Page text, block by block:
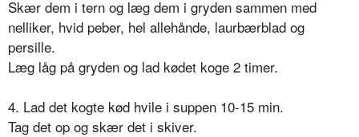
Skær dem i tern og læg dem i gryden sammen med
nelliker, hvid peber, hel allehånde, laurbærblad og
persille.
Læg låg på gryden og lad kødet koge 2 timer.
4. Lad det kogte kød hvile i suppen 10-15 min.
Tag det op og skær det i skiver.